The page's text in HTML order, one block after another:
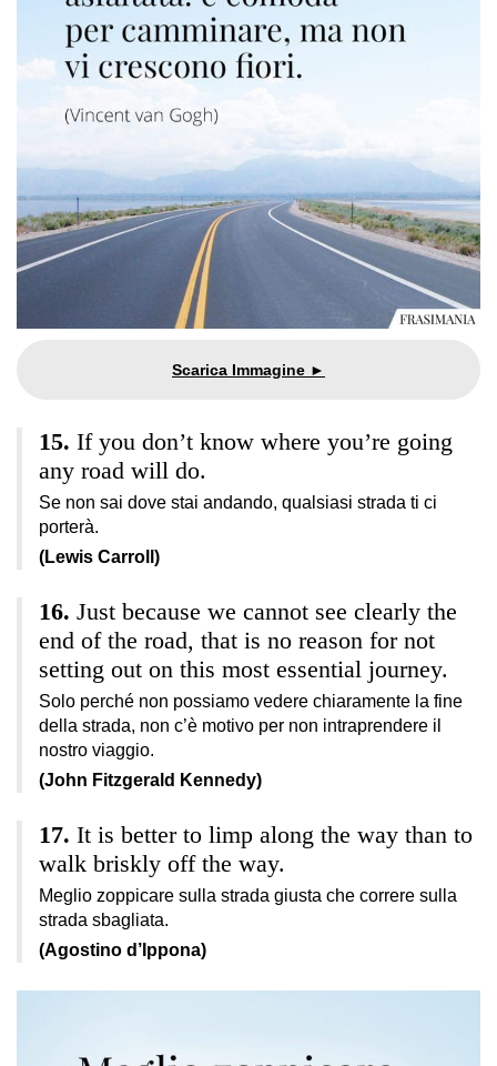
If you don’t know where you’re going
any road will do.
Se non sai dove stai andando, qualsiasi strada ti ci
porterà.
(Lewis Carroll)
Just because we cannot see clearly the
end of the road, that is no reason for not
setting out on this most essential journey.
Solo perché non possiamo vedere chiaramente la fine
della strada, non c’è motivo per non intraprendere il
nostro viaggio.
(John Fitzgerald Kennedy)
It is better to limp along the way than to
walk briskly off the way.
Meglio zoppicare sulla strada giusta che correre sulla
strada sbagliata.
(Agostino d’Ippona)